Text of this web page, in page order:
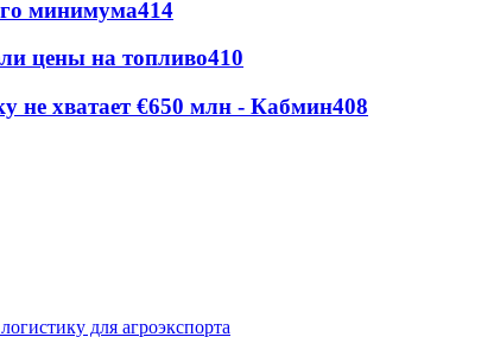
минимума414
цены на топливо410
не хватает €650 млн - Кабмин408